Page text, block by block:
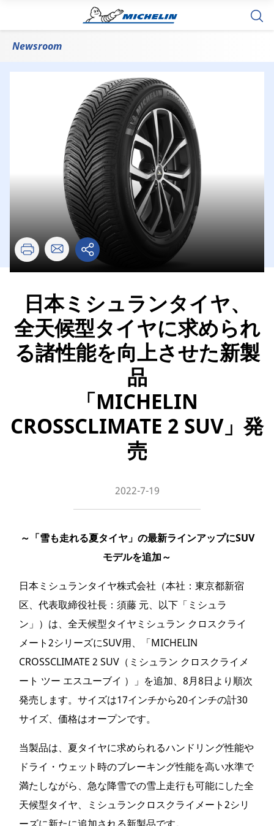
Newsroom
日本ミシュランタイヤ、
全天候型タイヤに求められ
る諸性能を向上させた新製
品
「MICHELIN
CROSSCLIMATE 2 SUV」発
売
2022-7-19
～「雪も走れる夏タイヤ」の最新ラインアップにSUV
モデルを追加～
日本ミシュランタイヤ株式会社（本社：東京都新宿
区、代表取締役社長：須藤 元、以下「ミシュラ
ン」）は、全天候型タイヤミシュラン クロスクライ
メート2シリーズにSUV用、「MICHELIN
CROSSCLIMATE 2 SUV（ミシュラン クロスクライメ
ート ツー エスユーブイ ）」を追加、8月8日より順次
発売します。サイズは17インチから20インチの計30
サイズ、価格はオープンです。
当製品は、夏タイヤに求められるハンドリング性能や
ドライ・ウェット時のブレーキング性能を高い水準で
満たしながら、急な降雪での雪上走行も可能にした全
天候型タイヤ、ミシュランクロスクライメート2シリ